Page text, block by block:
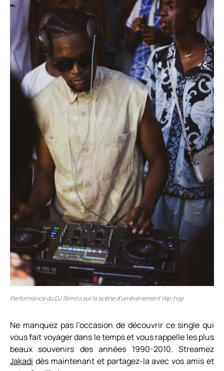
Performance du DJ Slimito sur la scène d’un événement Hip-hop
Ne manquez pas l’occasion de découvrir ce single qui
vous faitvoyager dans le temps et vous rappelle les plus
beaux souvenirs des années 1990-2010.Streamez
Jakadi dès maintenant et partagez-la avec vos amis et